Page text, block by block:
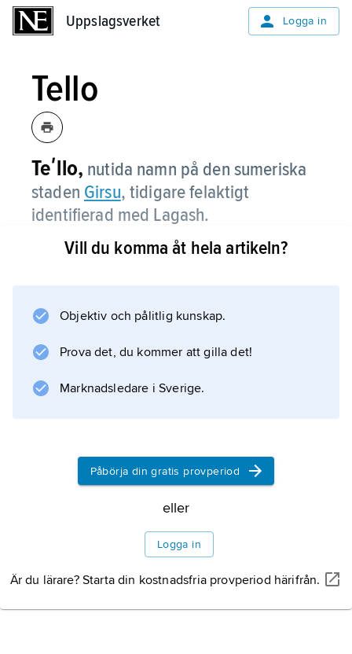
Uppslagsverket Logga in
Tello
Teʹllo, nutida namn på den sumeriska
staden Girsu, tidigare felaktigt
identifierad med Lagash.
Information om artikeln
Vill du komma åt hela artikeln?
Objektiv och pålitlig kunskap.
Prova det, du kommer att gilla det!
Marknadsledare i Sverige.
Påbörja din gratis provperiod
eller
Logga in
Är du lärare? Starta din kostnadsfria provperiod härifrån.